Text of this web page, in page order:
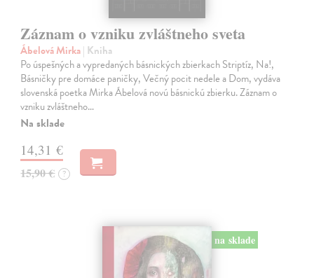
Záznam o vzniku zvláštneho sveta
Ábelová Mirka| Kniha
Po úspešných a vypredaných básnických zbierkach Striptíz, Na!,
Básničky pre domáce paničky, Večný pocit nedele a Dom, vydáva
slovenská poetka Mirka Ábelová novú básnickú zbierku. Záznam o
vzniku zvláštneho…
Na sklade
14,31 €
15,90 € ?
na sklade